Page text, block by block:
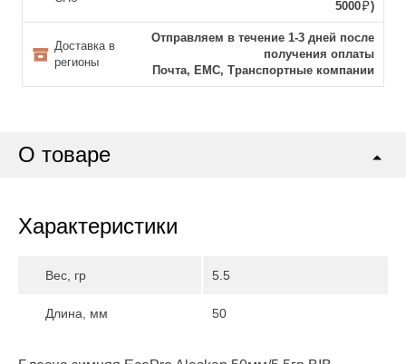
5000
)
Доставка в
регионы
Отправляем в течение 1-3 дней после
получения оплаты
Почта, ЕМС, Транспортные компании
О товаре
Характеристики
Вес, гр 5.5
Длина, мм 50